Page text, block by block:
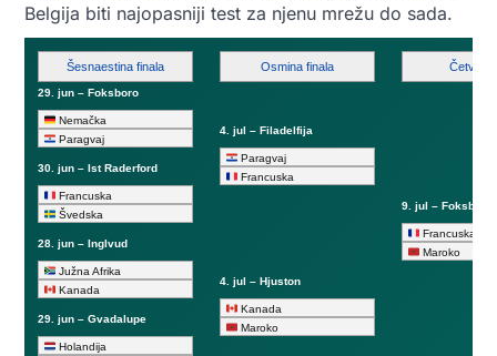
Belgija biti najopasniji test za njenu mrežu do sada.
Šesnaestina finala Osmina finala
29. jun – Foksboro
Nemačka
Paragvaj
30. jun – Ist Raderford
Francuska
Švedska
28. jun – Inglvud
Južna Afrika
Kanada
29. jun – Gvadalupe
Holandija
4. jul – Filadelfija
Paragvaj
Francuska
4. jul – Hjuston
Kanada
Maroko
9. jul – Foksboro
Francuska
Maroko